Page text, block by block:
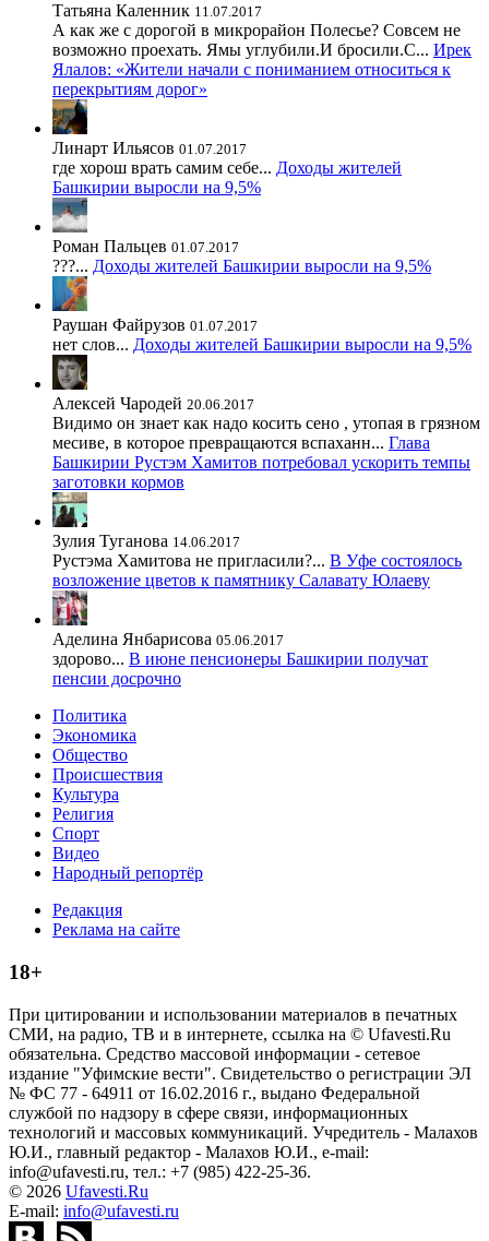
Татьяна Каленник 11.07.2017
А как же с дорогой в микрорайон Полесье? Совсем не
возможно проехать. Ямы углубили.И бросили.С... Ирек
Ялалов: «Жители начали с пониманием относиться к
перекрытиям дорог»
Линарт Ильясов 01.07.2017
где хорош врать самим себе... Доходы жителей
Башкирии выросли на 9,5%
Роман Пальцев 01.07.2017
???... Доходы жителей Башкирии выросли на 9,5%
Раушан Файрузов 01.07.2017
нет слов... Доходы жителей Башкирии выросли на 9,5%
Алексей Чародей 20.06.2017
Видимо он знает как надо косить сено , утопая в грязном
месиве, в которое превращаются вспаханн... Глава
Башкирии Рустэм Хамитов потребовал ускорить темпы
заготовки кормов
Зулия Туганова 14.06.2017
Рустэма Хамитова не пригласили?... В Уфе состоялось
возложение цветов к памятнику Салавату Юлаеву
Аделина Янбарисова 05.06.2017
здорово... В июне пенсионеры Башкирии получат
пенсии досрочно
Политика
Экономика
Общество
Происшествия
Культура
Религия
Спорт
Видео
Народный репортёр
Редакция
Реклама на сайте
18+
При цитировании и использовании материалов в печатных
СМИ, на радио, ТВ и в интернете, ссылка на © Ufavesti.Ru
обязательна. Средство массовой информации - сетевое
издание "Уфимские вести". Свидетельство о регистрации ЭЛ
№ ФС 77 - 64911 от 16.02.2016 г., выдано Федеральной
службой по надзору в сфере связи, информационных
технологий и массовых коммуникаций. Учредитель - Малахов
Ю.И., главный редактор - Малахов Ю.И., e-mail:
info@ufavesti.ru, тел.: +7 (985) 422-25-36.
© 2026 Ufavesti.Ru
E-mail: info@ufavesti.ru